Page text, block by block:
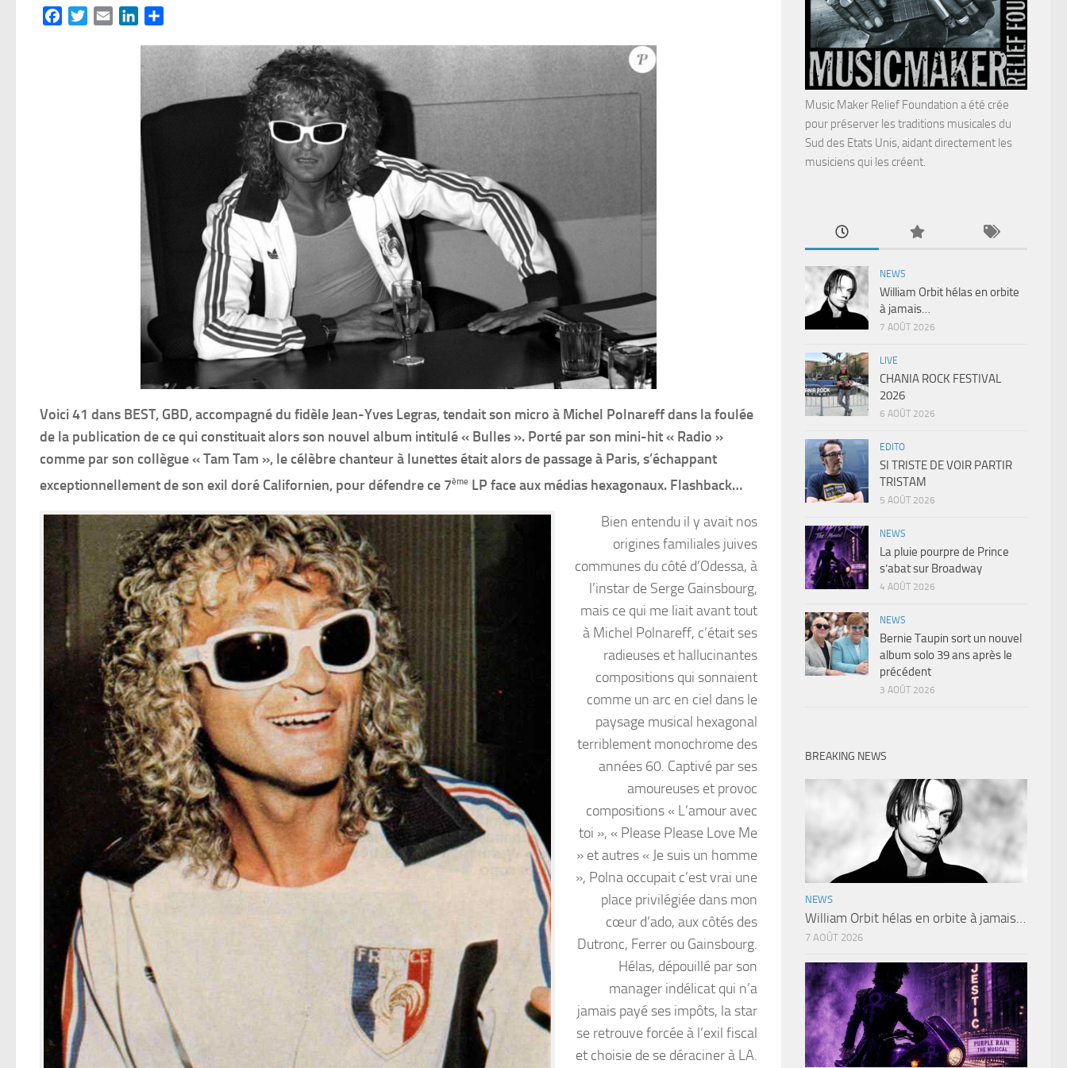
FacebookTwitterEmail LinkedIn
Voici 41 dans BEST, GBD, accompagné du fidèle Jean-Yves Legras, tendait son micro à Michel Polnareff dans la foulée
de la publication de ce qui constituait alors son nouvel album intitulé « Bulles ». Porté par son mini-hit « Radio »
comme par son collègue « Tam Tam », le célèbre chanteur à lunettes était alors de passage à Paris, s’échappant
exceptionnellement de son exil doré Californien, pour défendre ce 7ème LP face aux médias hexagonaux. Flashback…
Bien entendu il y avait nos
origines familiales juives
communes du côté d’Odessa, à
l’instar de Serge Gainsbourg,
mais ce qui me liait avant tout
à Michel Polnareff, c’était ses
radieuses et hallucinantes
compositions qui sonnaient
comme un arc en ciel dans le
paysage musical hexagonal
terriblement monochrome des
années 60. Captivé par ses
amoureuses et provoc
compositions « L’amour avec
toi », « Please Please Love Me
» et autres « Je suis un homme
», Polna occupait c’est vrai une
place privilégiée dans mon
cœur d’ado, aux côtés des
Dutronc, Ferrer ou Gainsbourg.
Hélas, dépouillé par son
manager indélicat qui n’a
jamais payé ses impôts, la star
se retrouve forcée à l’exil fiscal
et choisie de se déraciner à LA.
Music Maker Relief Foundation a été crée
pour préserver les traditions musicales du
Sud des Etats Unis, aidant directement les
musiciens qui les créent.
NEWS
William Orbit hélas en orbite
à jamais…
7 AOÛT 2026
LIVE
CHANIA ROCK FESTIVAL
2026
6 AOÛT 2026
EDITO
SI TRISTE DE VOIR PARTIR
TRISTAM
5 AOÛT 2026
NEWS
La pluie pourpre de Prince
s’abat sur Broadway
4 AOÛT 2026
NEWS
Bernie Taupin sort un nouvel
album solo 39 ans après le
précédent
3 AOÛT 2026
BREAKING NEWS
NEWS
William Orbit hélas en orbite à jamais…
7 AOÛT 2026